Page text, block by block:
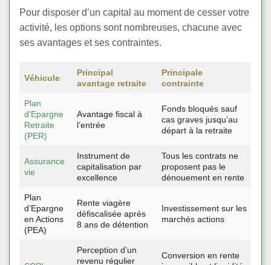
Pour disposer d’un capital au moment de cesser votre
activité, les options sont nombreuses, chacune avec
ses avantages et ses contraintes.
Véhicule
Principal
avantage retraite
Principale
contrainte
Plan
d’Epargne
Retraite
(PER)
Avantage fiscal à
l’entrée
Fonds bloqués sauf
cas graves jusqu’au
départ à la retraite
Assurance
vie
Instrument de
capitalisation par
excellence
Tous les contrats ne
proposent pas le
dénouement en rente
Plan
d’Epargne
en Actions
(PEA)
Rente viagère
défiscalisée après
8 ans de détention
Investissement sur les
marchés actions
Perception d’un
revenu régulier
Conversion en rente